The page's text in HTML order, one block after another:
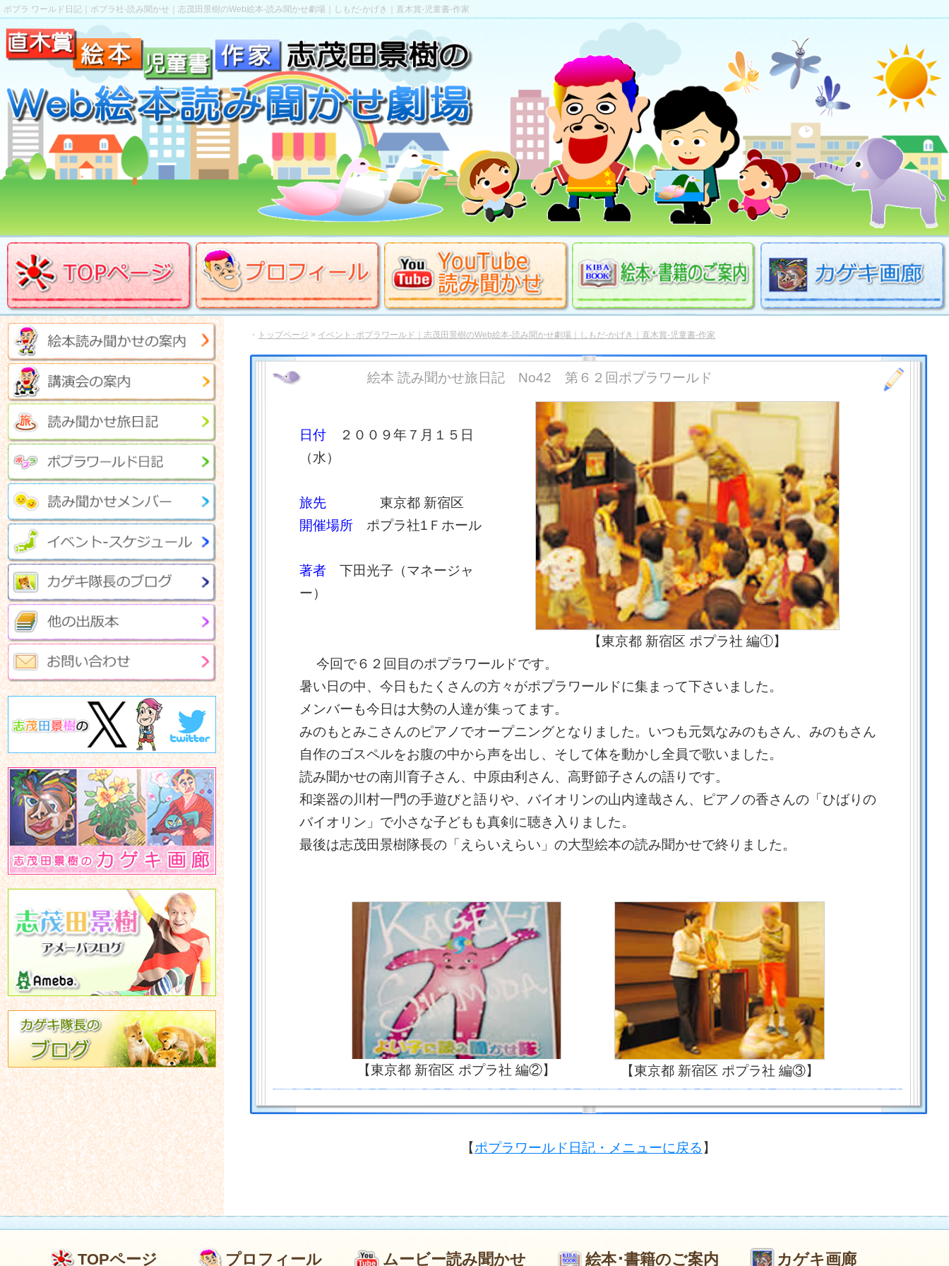
ポプラ ワールド日記｜ポプラ社-読み聞かせ｜志茂田景樹のWeb絵本-読み聞かせ劇場｜しもだ-かげき｜直木賞-児童書-作家
・ トップページ > イベント･ポプラワールド｜志茂田景樹のWeb絵本-読み聞かせ劇場｜しもだ-かげき｜直木賞-児童書-作家
絵本 読み聞かせ旅日記 No42 第６２回ポプラワールド
日付２００９年７月１５日
（水）
旅先東京都 新宿区
開催場所 ポプラ社1Ｆホール
著者下田光子（マネージャ
ー）
【東京都 新宿区 ポプラ社 編①】
今回で６２回目のポプラワールドです。
暑い日の中、今日もたくさんの方々がポプラワールドに集まって下さいました。
メンバーも今日は大勢の人達が集ってます。
みのもとみこさんのピアノでオープニングとなりました。いつも元気なみのもさん、みのもさん
自作のゴスペルをお腹の中から声を出し、そして体を動かし全員で歌いました。
読み聞かせの南川育子さん、中原由利さん、高野節子さんの語りです。
和楽器の川村一門の手遊びと語りや、バイオリンの山内達哉さん、ピアノの香さんの「ひばりの
バイオリン」で小さな子どもも真剣に聴き入りました。
最後は志茂田景樹隊長の「えらいえらい」の大型絵本の読み聞かせで終りました。
【東京都 新宿区 ポプラ社 編②】 【東京都 新宿区 ポプラ社 編③】
【ポプラワールド日記・メニューに戻る 】
TOPページ プロフィール ムービー読み聞かせ 絵本･書籍のご案内 カゲキ画廊